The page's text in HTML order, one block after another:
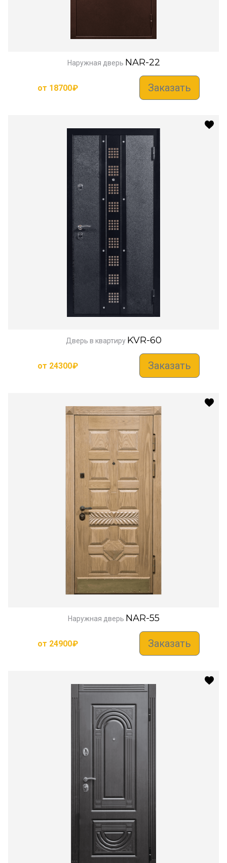
Наружная дверь NAR-22
от 18700₽ Заказать
Дверь в квартиру KVR-60
от 24300₽ Заказать
Наружная дверь NAR-55
от 24900₽ Заказать